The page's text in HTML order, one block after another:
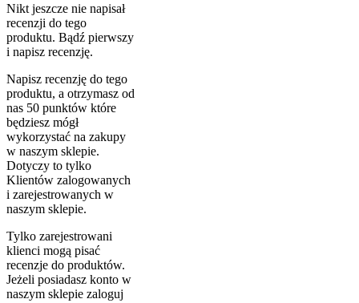
Nikt jeszcze nie napisał
recenzji do tego
produktu. Bądź pierwszy
i napisz recenzję.
Napisz recenzję do tego
produktu, a otrzymasz od
nas 50 punktów które
będziesz mógł
wykorzystać na zakupy
w naszym sklepie.
Dotyczy to tylko
Klientów zalogowanych
i zarejestrowanych w
naszym sklepie.
Tylko zarejestrowani
klienci mogą pisać
recenzje do produktów.
Jeżeli posiadasz konto w
naszym sklepie zaloguj